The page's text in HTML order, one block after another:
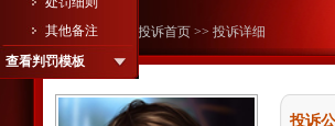
其他备注
查看判罚模板
您现在的位置： 投诉首页 >> 投诉详细
投诉